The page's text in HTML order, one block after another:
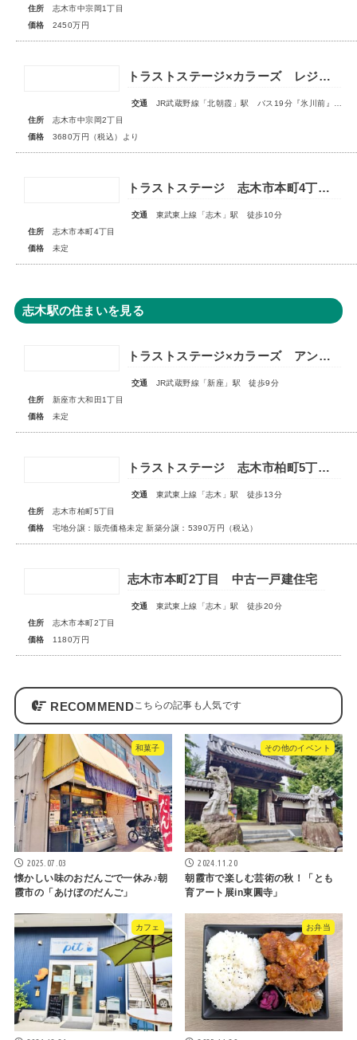
住所
志木市中宗岡1丁目
価格
2450万円
トラストステージ×カラーズ レジデンス志木市中宗岡2丁目14期 全3棟◆販売開始◆
交通
JR武蔵野線「北朝霞」駅 バス19分『氷川前』停歩4分
住所
志木市中宗岡2丁目
価格
3680万円（税込）より
トラストステージ 志木市本町4丁目17期 全7区画■第一期分譲 販売予告■
交通
東武東上線「志木」駅 徒歩10分
住所
志木市本町4丁目
価格
未定
志木駅の住まいを見る
トラストステージ×カラーズ アンドプラス新座市大和田1丁目21期 全3棟 ◆販売予告◆
交通
JR武蔵野線「新座」駅 徒歩9分
住所
新座市大和田1丁目
価格
未定
トラストステージ 志木市柏町5丁目32期 全4区画◆第1期分譲 宅地分譲 販売予告◆◆第2期分譲 新築分譲住宅 販売開始◆
交通
東武東上線「志木」駅 徒歩13分
住所
志木市柏町5丁目
価格
宅地分譲：販売価格未定 新築分譲：5390万円（税込）
志木市本町2丁目 中古一戸建住宅
交通
東武東上線「志木」駅 徒歩20分
住所
志木市本町2丁目
価格
1180万円
RECOMMEND
和菓子
2025.07.03
懐かしい味のおだんごで一休み♪朝
霞市の「あけぼのだんご」
その他のイベント
2024.11.20
朝霞市で楽しむ芸術の秋！「とも
育アート展in東圓寺」
カフェ お弁当